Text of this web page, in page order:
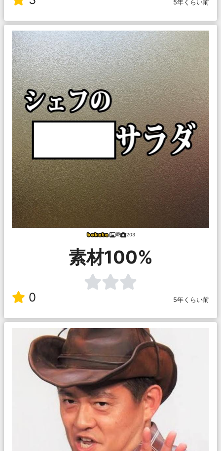
5年くらい前
姫 203
素材100%
0 5年くらい前